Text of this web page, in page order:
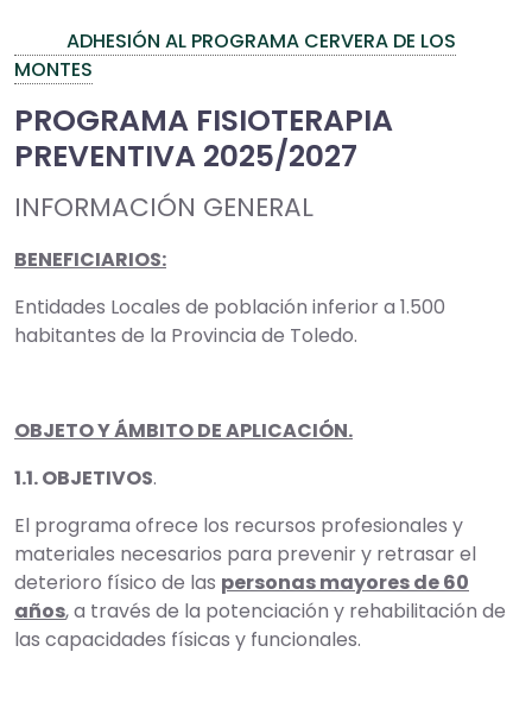
ADHESIÓN AL PROGRAMA CERVERA DE LOS
MONTES
PROGRAMA FISIOTERAPIA
PREVENTIVA 2025/2027
INFORMACIÓN GENERAL
BENEFICIARIOS:
Entidades Locales de población inferior a 1.500
habitantes de la Provincia de Toledo.
OBJETO Y ÁMBITO DE APLICACIÓN.
1.1. OBJETIVOS.
El programa ofrece los recursos profesionales y
materiales necesarios para prevenir y retrasar el
deterioro físico de las personas mayores de 60
años, a través de la potenciación y rehabilitación de
las capacidades físicas y funcionales.